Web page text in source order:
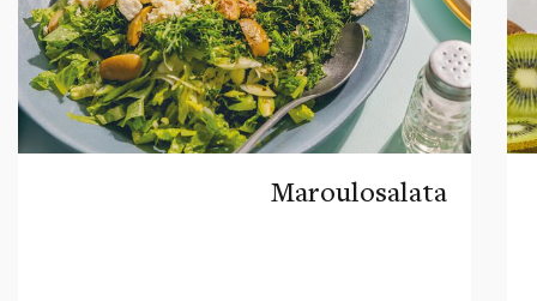
Maroulosalata